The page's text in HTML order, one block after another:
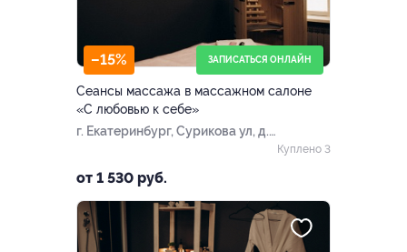
–15% ЗАПИСАТЬСЯ ОНЛАЙН
Сеансы массажа в массажном салоне
«С любовью к себе»
г. Екатеринбург, Сурикова ул, д.
от 1 530 руб.
Куплено 3